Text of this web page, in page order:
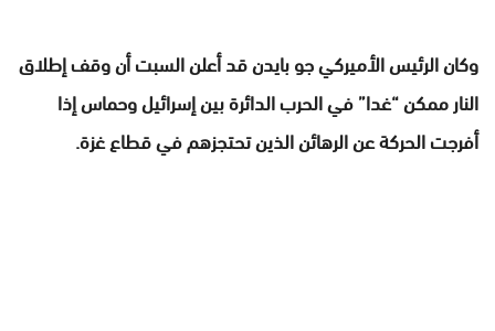
وكان الرئيس الأميركي جو بايدن قد أعلن السبت أن وقف إطلاق
النار ممكن “غدا” في الحرب الدائرة بين إسرائيل وحماس إذا
أفرجت الحركة عن الرهائن الذين تحتجزهم في قطاع غزة.